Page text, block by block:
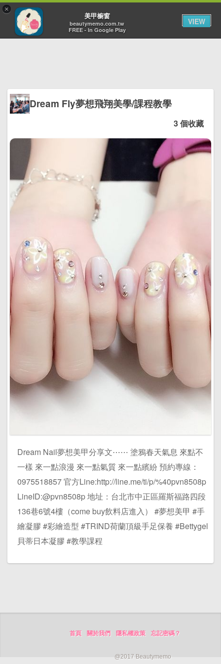
Dream Fly夢想飛翔美學/課程教學
3 個收藏
Dream Nail夢想美甲分享文⋯⋯ 塗鴉春天氣息 來點不
一樣 來一點浪漫 來一點氣質 來一點繽紛 預約專線：
0975518857 官方Line:http://line.me/ti/p/%40pvn8508p
LineID:@pvn8508p 地址：台北市中正區羅斯福路四段
136巷6號4樓（come buy飲料店進入） #夢想美甲 #手
繪凝膠 #彩繪造型 #TRIND荷蘭頂級手足保養 #Bettygel
貝蒂日本凝膠 #教學課程
首頁 關於我們 隱私權政策 忘記密碼？
@2017 Beautymemo
×
美甲櫥窗
beautymemo.com.tw
FREE - In Google Play
VIEW